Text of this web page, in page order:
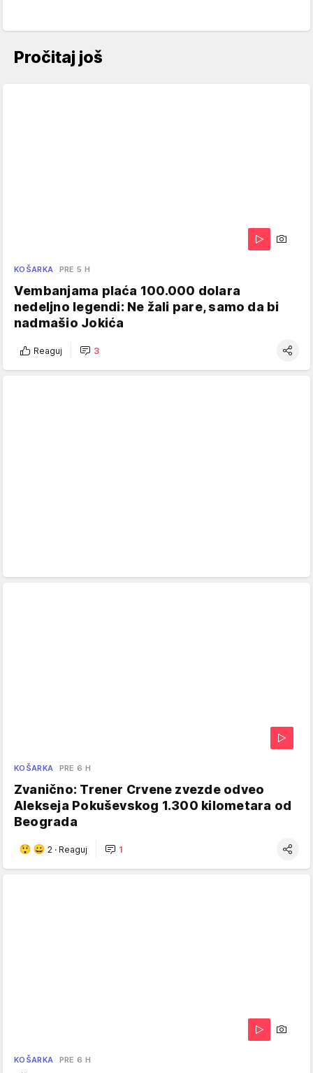
Pročitaj još
KOŠARKA PRE 5 H
Vembanjama plaća 100.000 dolara
nedeljno legendi: Ne žali pare, samo da bi
nadmašio Jokića
Reaguj 3
KOŠARKA PRE 6 H
Zvanično: Trener Crvene zvezde odveo
Alekseja Pokuševskog 1.300 kilometara od
Beograda
2 · Reaguj 1
KOŠARKA PRE 6 H